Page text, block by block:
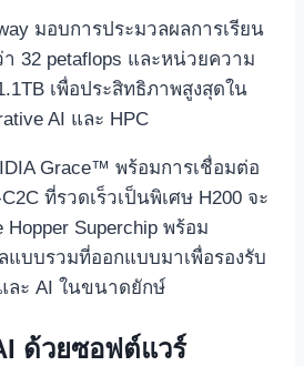
มอบการประมวลผลการเรียน
า 32 petaflops และหน่วยความ
เพื่อประสิทธิภาพสูงสุดใน
AI และ HPC
Grace™ พร้อมการเชื่อมต่อ
ที่รวดเร็วเป็นพิเศษ H200 จะ
Hopper Superchip พร้อม
แบบรวมที่ออกแบบมาเพื่อรองรับ
ละ AI ในขนาดยักษ์
ด้วยซอฟต์แวร์